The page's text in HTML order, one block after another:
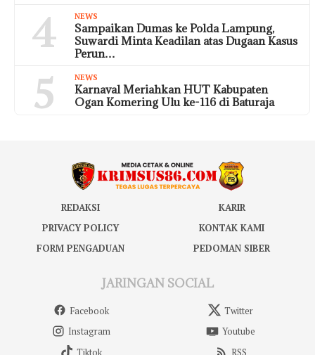
4 NEWS
Sampaikan Dumas ke Polda Lampung,
Suwardi Minta Keadilan atas Dugaan Kasus
Perun…
5 NEWS
Karnaval Meriahkan HUT Kabupaten
Ogan Komering Ulu ke-116 di Baturaja
REDAKSI
KARIR
PRIVACY POLICY
KONTAK KAMI
FORM PENGADUAN
PEDOMAN SIBER
JARINGAN SOCIAL
Facebook
Twitter
Instagram
Youtube
Tiktok
RSS